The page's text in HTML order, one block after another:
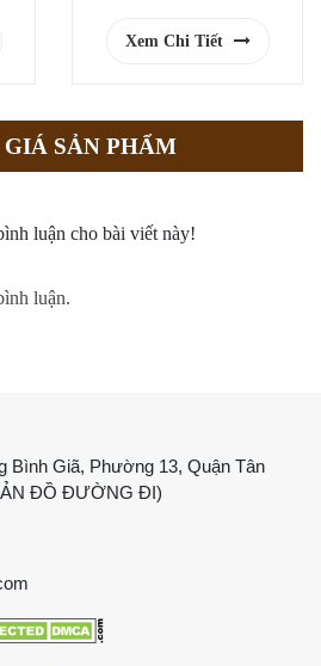
Xem Chi Tiết
SẢN PHẨM
luận cho bài viết này!
luận.
Bình Giã, Phường 13, Quận Tân
ĐỒ ĐƯỜNG ĐI)